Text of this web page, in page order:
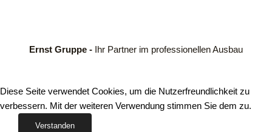
Ernst Gruppe - Ihr Partner im professionellen Ausbau
Diese Seite verwendet Cookies, um die Nutzerfreundlichkeit zu
verbessern. Mit der weiteren Verwendung stimmen Sie dem zu.
Verstanden